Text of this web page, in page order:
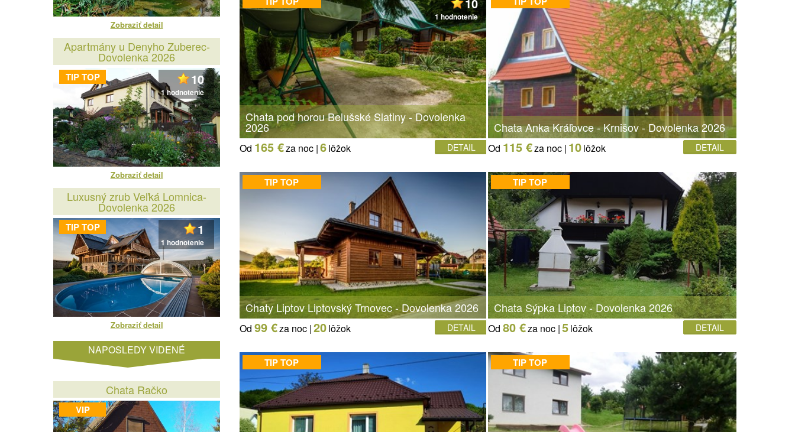
Zobraziť detail
Apartmány u Denyho Zuberec-
Dovolenka 2026
TIP TOP 10
1 hodnotenie
Zobraziť detail
Luxusný zrub Veľká Lomnica-
Dovolenka 2026
TIP TOP 1
1 hodnotenie
Zobraziť detail
NAPOSLEDY VIDENÉ
Chata Račko
VIP
1 hodnotenie
Chata pod horou Belušské Slatiny - Dovolenka
2026
Od 165 €za noc |6lôžok DETAIL
Chata Anka Kráľovce - Krnišov - Dovolenka 2026
Od 115 €za noc | 10lôžok DETAIL
TIP TOP
Chaty Liptov Liptovský Trnovec - Dovolenka 2026
Od 99 €za noc |20lôžok DETAIL
TIP TOP
Chata Sýpka Liptov - Dovolenka 2026
Od 80 €za noc |5lôžok DETAIL
TIP TOP TIP TOP